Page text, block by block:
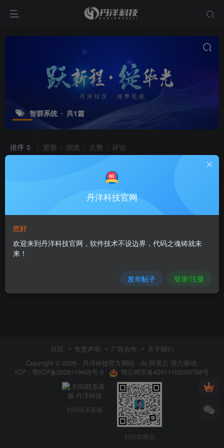
智群系统 共1篇
排序 更新 浏览 点赞 评论
智群系统
智群系统
社区 免责声明 广告合作
关于我们
Copyright © 2026 · 丹洋科技官方网站 · 由 阿里云 强力驱动.
ICP： 鄂ICP备2025119405号-5 鄂公网安备42011102005768号
扫码联系客服
扫码加微信
丹洋科技官网
您好
欢迎来到丹洋科技官网，软件技术不设边界，代码之魂铸就未
来！
发布帖子 登录/注册